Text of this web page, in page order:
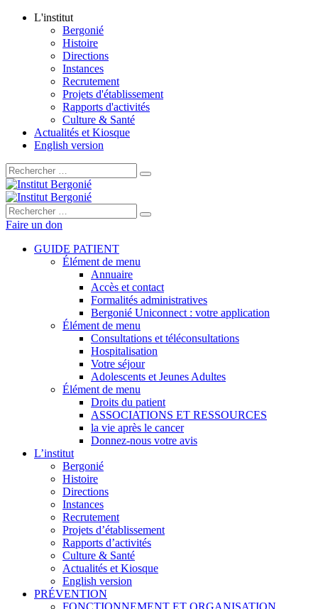
L'institut
Bergonié
Histoire
Directions
Instances
Recrutement
Projets d'établissement
Rapports d'activités
Culture & Santé
Actualités et Kiosque
English version
Rechercher :
Rechercher :
Faire un don
GUIDE PATIENT
Élément de menu
Annuaire
Accès et contact
Formalités administratives
Bergonié Uniconnect : votre application
Élément de menu
Consultations et téléconsultations
Hospitalisation
Votre séjour
Adolescents et Jeunes Adultes
Élément de menu
Droits du patient
ASSOCIATIONS ET RESSOURCES
la vie après le cancer
Donnez-nous votre avis
L’institut
Bergonié
Histoire
Directions
Instances
Recrutement
Projets d’établissement
Rapports d’activités
Culture & Santé
Actualités et Kiosque
English version
PRÉVENTION
FONCTIONNEMENT ET ORGANISATION